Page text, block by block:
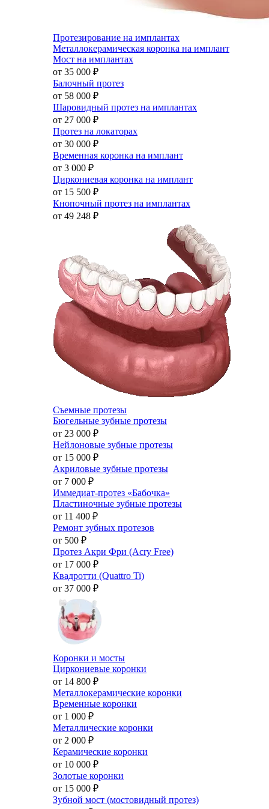
Протезирование на имплантах
Металлокерамическая коронка на имплант
Мост на имплантах
от 35 000 ₽
Балочный протез
от 58 000 ₽
Шаровидный протез на имплантах
от 27 000 ₽
Протез на локаторах
от 30 000 ₽
Временная коронка на имплант
от 3 000 ₽
Циркониевая коронка на имплант
от 15 500 ₽
Кнопочный протез на имплантах
от 49 248 ₽
Съемные протезы
Бюгельные зубные протезы
от 23 000 ₽
Нейлоновые зубные протезы
от 15 000 ₽
Акриловые зубные протезы
от 7 000 ₽
Иммедиат-протез «Бабочка»
Пластиночные зубные протезы
от 11 400 ₽
Ремонт зубных протезов
от 500 ₽
Протез Акри Фри (Acry Free)
от 17 000 ₽
Квадротти (Quattro Ti)
от 37 000 ₽
Коронки и мосты
Циркониевые коронки
от 14 800 ₽
Металлокерамические коронки
Временные коронки
от 1 000 ₽
Металлические коронки
от 2 000 ₽
Керамические коронки
от 10 000 ₽
Золотые коронки
от 15 000 ₽
Зубной мост (мостовидный протез)